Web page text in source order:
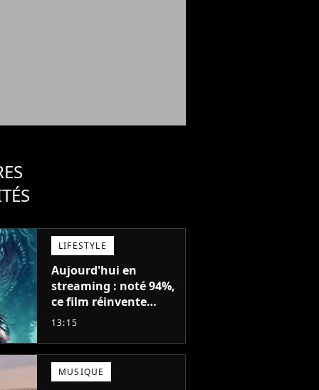
LIFESTYLE
Aujourd'hui en
streaming : noté 94%,
ce film réinvente
complètement cette
fiction vieille de 40
ans
13:15
MUSIQUE